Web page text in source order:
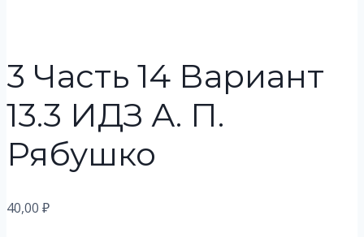
3 Часть 14 Вариант
13.3 ИДЗ А. П.
Рябушко
40,00 ₽